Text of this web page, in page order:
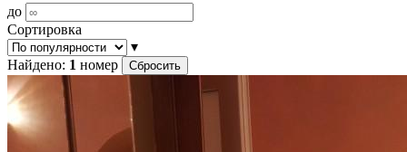
до
Сортировка
▾
Найдено: 1 номер Сбросить